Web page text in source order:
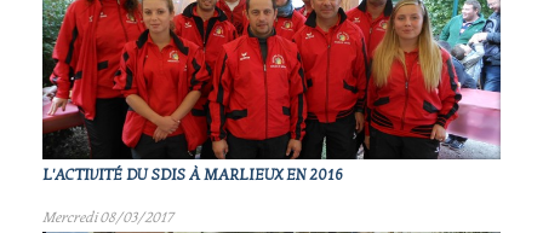
L'ACTIVITÉ DU SDIS À MARLIEUX EN 2016
Mercredi 08/03/2017